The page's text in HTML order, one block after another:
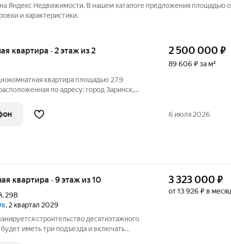
Яндекс Недвижимости. В нашем каталоге предложения площадью
и характеристики.
квартира · 2 этаж из 2
квартира площадью 27.9
по адресу: город Заринск,
дома, построенного в 1966 году.
2 500 000 ₽
89 606 ₽ за м²
6 июля 2026
квартира · 9 этаж из 10
, 29В
, 2 квартал 2029
строительство десятиэтажного
иметь три подъезда и включать
3 323 000 ₽
от 13 926 ₽ в месяц